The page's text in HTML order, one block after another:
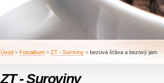
Úvod » Fotoalbum » ZT - Suroviny » bezová šťáva a bezový jam
ZT - Suroviny